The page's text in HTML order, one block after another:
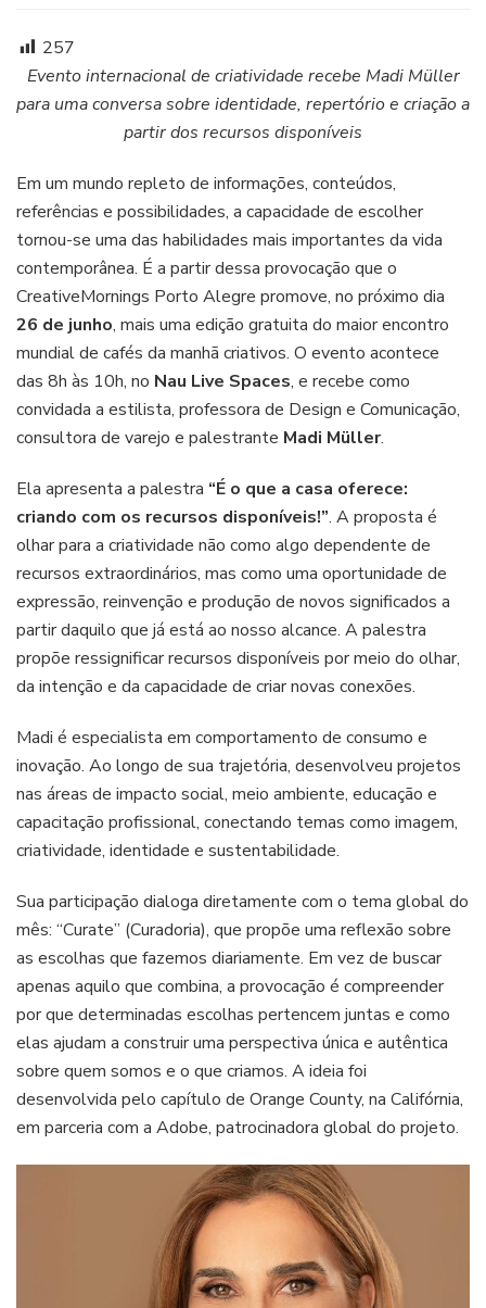
CreativeMornings
Porto
Alegre
curadoria
257
Evento internacional de criatividade recebe Madi Müller
para uma conversa sobre identidade, repertório e criação a
partir dos recursos disponíveis
Em um mundo repleto de informações, conteúdos,
referências e possibilidades, a capacidade de escolher
tornou-se uma das habilidades mais importantes da vida
contemporânea. É a partir dessa provocação que o
CreativeMornings Porto Alegre promove, no próximo dia
26 de junho, mais uma edição gratuita do maior encontro
mundial de cafés da manhã criativos. O evento acontece
das 8h às 10h, no Nau Live Spaces, e recebe como
convidada a estilista, professora de Design e Comunicação,
consultora de varejo e palestrante Madi Müller.
Ela apresenta a palestra “É o que a casa oferece:
criando com os recursos disponíveis!”. A proposta é
olhar para a criatividade não como algo dependente de
recursos extraordinários, mas como uma oportunidade de
expressão, reinvenção e produção de novos significados a
partir daquilo que já está ao nosso alcance. A palestra
propõe ressignificar recursos disponíveis por meio do olhar,
da intenção e da capacidade de criar novas conexões.
Madi é especialista em comportamento de consumo e
inovação. Ao longo de sua trajetória, desenvolveu projetos
nas áreas de impacto social, meio ambiente, educação e
capacitação profissional, conectando temas como imagem,
criatividade, identidade e sustentabilidade.
Sua participação dialoga diretamente com o tema global do
mês: “Curate” (Curadoria), que propõe uma reflexão sobre
as escolhas que fazemos diariamente. Em vez de buscar
apenas aquilo que combina, a provocação é compreender
por que determinadas escolhas pertencem juntas e como
elas ajudam a construir uma perspectiva única e autêntica
sobre quem somos e o que criamos. A ideia foi
desenvolvida pelo capítulo de Orange County, na Califórnia,
em parceria com a Adobe, patrocinadora global do projeto.